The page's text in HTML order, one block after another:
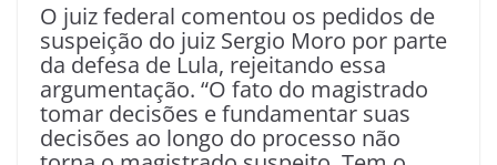
O juiz federal comentou os pedidos de
suspeição do juiz Sergio Moro por parte
da defesa de Lula, rejeitando essa
argumentação. “O fato do magistrado
tomar decisões e fundamentar suas
decisões ao longo do processo não